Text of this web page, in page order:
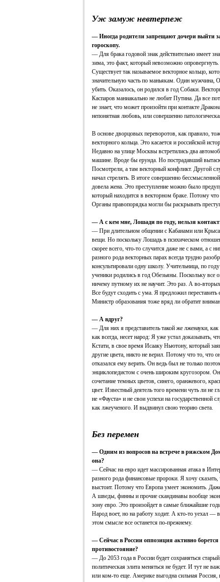
Уж замуж невтерпеж
— Иногда родители запрещают дочери выйти
гороскопу.
— Для брака годовой знак действительно имеет
зима, это факт, который невозможно
Существует так называемое векторное кольцо,
значительную часть по маньякам. Один мужчина,
убить. Оказалось, он родился в год Собаки.
Каспаров маниакально не любит Путина. Да все
не знает, что может произойти при контакте
непонятная любовь, или совершенно
В основе дворцовых переворотов, как правило,
векторного кольца. Это касается и российской
Недавно на улице Москвы встретились два
машине. Вроде бы ерунда. Но пострадавший
Посмотрели, а там векторный конфликт. Другой
начал стрелять. В итоге совершенно
довела жена. Это преступление можно было
который находится в векторном браке. Потому
Органы правопорядка могли бы раскрывать
— А с кем мне, Лошади по году, нельзя
— При длительном общении с Кабанами или
вещи. Но поскольку Лошадь в психическом
скорее всего, что-то случится даже не с вами, а с
разного рода векторных парах всегда трудно
консультировали одну школу. Учительница, по
ученики родились в год Обезьяны. Поскольку все
ничему путному их не научит. Это раз. А во-
Все будут сходить с ума. Я предложил
Министр образования тоже вряд ли обратит
— А вдруг?
— Для них я представитель такой же лженауки,
как всегда, несет народ: Я уже устал доказывать,
Кстати, в свое время Исааку Ньютону, который
другие цвета, никто не верил. Потому что то, что
отказался ему верить. Он ведь был не только
энциклопедистом с очень широким кругозором.
сочетание темных цветов, синего, оранжевого,
цвет. Известный деятель того времени чуть ли не
не «Фауста» и не свои успехи на государственной
как лжеученого. И выдвинул свою теорию света.
Без перемен
— Одним из вопросов на встрече в рижском
она?
— Сейчас на евро идет массированная атака в
разного рода финансовые пророки. Я хочу
выстоит. Потому что Европа умеет экономить.
А шведы, финны и прочие скандинавы вообще
зону евро. Это произойдет в самые ближайшие
Народ воет, но на работу ходит. А кто-то уехал
этом смысле все останется по-прежнему.
— Сейчас в России оппозиция активно
противостояние?
— До 2053 года в России будет сохраняться
политическая элита меняться не будет. И тут не
или ком-то еще. Америке выгодна сильная Россия,